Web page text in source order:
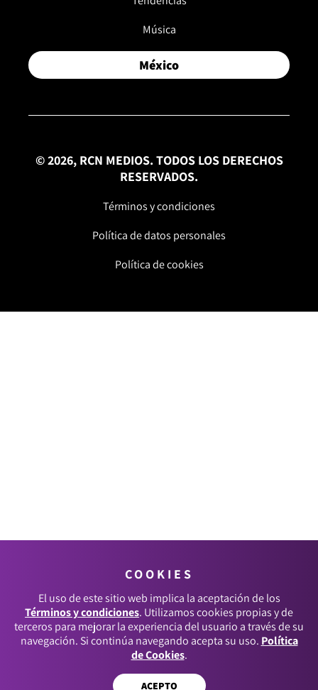
Música
México
© 2026, RCN MEDIOS. TODOS LOS DERECHOS
RESERVADOS.
Términos y condiciones
Política de datos personales
Política de cookies
COOKIES
El uso de este sitio web implica la aceptación de los
Términos y condiciones. Utilizamos cookies propias y de
terceros para mejorar la experiencia del usuario a través de su
navegación. Si continúa navegando acepta su uso. Política
de Cookies.
ACEPTO